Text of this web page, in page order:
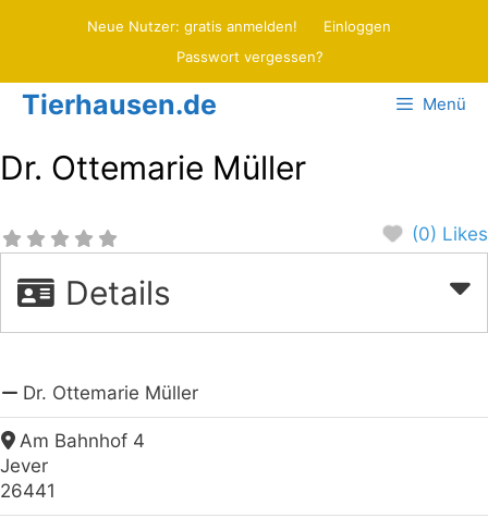
Neue Nutzer: gratis anmelden!
Einloggen
Passwort vergessen?
Tierhausen.de Menü
Dr. Ottemarie Müller
(0) Likes
Details
Dr. Ottemarie Müller
Am Bahnhof 4
Jever
26441